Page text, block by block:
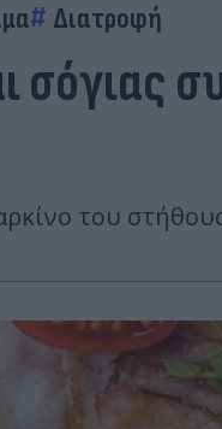
Διατροφή
του